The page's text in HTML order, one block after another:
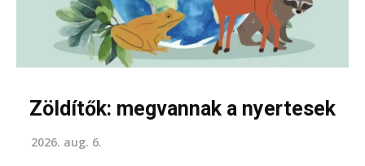
Zöldítők: megvannak a nyertesek
2026. aug. 6.